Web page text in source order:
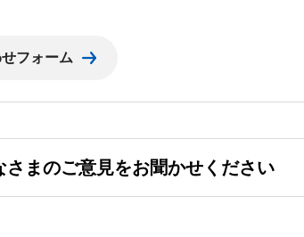
まのご意見をお聞かせください